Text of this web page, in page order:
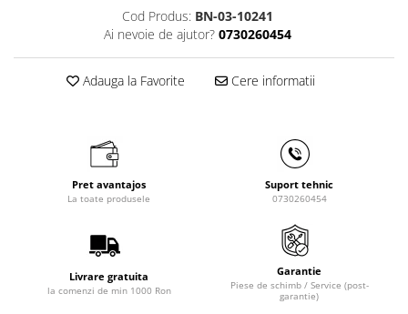
Masini de frezat multifunctionale
Masini de frezat universale SERVO
Masini de slefuit metal
Masini de lustruit
Masini de polizat bavuri cu perii
Masini de rectificat plan
Masini de rectificat rotund
Masini de slefuit combinate
Cod Produs: BN-03-10241
Ai nevoie de ajutor? 0730260454
Adauga la Favorite Cere informatii
Pret avantajos
La toate produsele
Suport tehnic
0730260454
Livrare gratuita
la comenzi de min 1000 Ron
Garantie
Piese de schimb / Service (post-
garantie)